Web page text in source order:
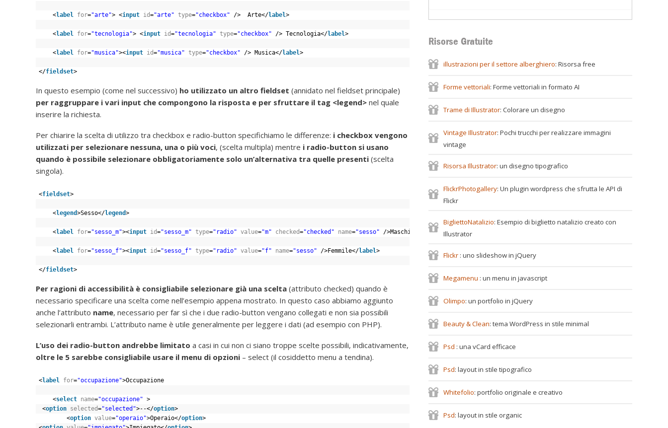
<label for="arte"> <input id="arte" type="checkbox" />  Arte</label>
<label for="tecnologia"> <input id="tecnologia" type="checkbox" /> Tecnologia</label>
<label for="musica"><input id="musica" type="checkbox" /> Musica</label>
</fieldset>
In questo esempio (come nel successivo) ho utilizzato un altro fieldset (annidato nel fieldset principale)
per raggruppare i vari input che compongono la risposta e per sfruttare il tag <legend> nel quale
inserire la richiesta.
Per chiarire la scelta di utilizzo tra checkbox e radio-button specifichiamo le differenze: i checkbox vengono
utilizzati per selezionare nessuna, una o più voci, (scelta multipla) mentre i radio-button si usano
quando è possibile selezionare obbligatoriamente solo un’alternativa tra quelle presenti (scelta
singola).
<fieldset>
<legend>Sesso</legend>
<label for="sesso_m"><input id="sesso_m" type="radio" value="m" checked="checked" name="sesso" />Maschile</ label >
<label for="sesso_f"><input id="sesso_f" type="radio" value="f" name="sesso" />Femmile</label>
</fieldset>
Per ragioni di accessibilità è consigliabile selezionare già una scelta (attributo checked) quando è
necessario specificare una scelta come nell’esempio appena mostrato. In questo caso abbiamo aggiunto
anche l’attributo name, necessario per far sì che i due radio-button vengano collegati e non sia possibili
selezionarli entrambi. L’attributo name è utile generalmente per leggere i dati (ad esempio con PHP).
L’uso dei radio-button andrebbe limitato a casi in cui non ci siano troppe scelte possibili, indicativamente,
oltre le 5 sarebbe consigliabile usare il menu di opzioni – select (il cosiddetto menu a tendina).
<label for="occupazione">Occupazione
<select name="occupazione" >
<option selected="selected">--</option>
<option value="operaio">Operaio</option>
Risorse Gratuite
illustrazioni per il settore alberghiero: Risorsa free
Forme vettoriali: Forme vettoriali in formato AI
Trame di Illustrator: Colorare un disegno
Vintage Illustrator: Pochi trucchi per realizzare immagini
vintage
Risorsa Illustrator: un disegno tipografico
FlickrPhotogallery: Un plugin wordpress che sfrutta le API di
Flickr
BigliettoNatalizio: Esempio di biglietto natalizio creato con
Illustrator
Flickr : uno slideshow in jQuery
Megamenu : un menu in javascript
Olimpo: un portfolio in jQuery
Beauty & Clean: tema WordPress in stile minimal
Psd : una vCard efficace
Psd: layout in stile tipografico
Whitefolio: portfolio originale e creativo
Psd: layout in stile organic